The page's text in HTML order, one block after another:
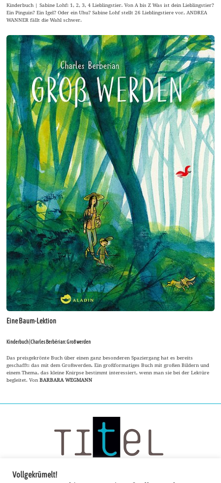
Kinderbuch | Sabine Lohf: 1, 2, 3, 4 Lieblingstier. Von A bis Z Was ist dein Lieblingstier?
Ein Pinguin? Ein Igel? Oder ein Uhu? Sabine Lohf stellt 26 Lieblingstiere vor, ANDREA
WANNER fällt die Wahl schwer.
Eine Baum-Lektion
Kinderbuch | Charles Berbérian: Groß werden
Das preisgekrönte Buch über einen ganz besonderen Spaziergang hat es bereits
geschafft: das mit dem Großwerden. Ein großformatiges Buch mit großen Bildern und
einem Thema, das kleine Knirpse bestimmt interessiert, wenn man sie bei der Lektüre
begleitet. VonBARBARA WEGMANN
Vollgekrümelt!